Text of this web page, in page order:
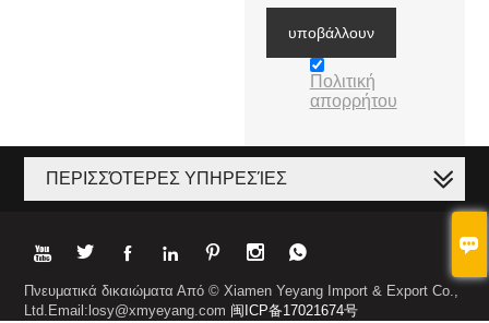

υποβάλλουν
Πολιτική
απορρήτου
ΠΕΡΙΣΣΌΤΕΡΕΣ ΥΠΗΡΕΣΊΕΣ
      
Πνευματικά δικαιώματα Από © Xiamen Yeyang Import & Export Co.,
Ltd.Email:losy@xmyeyang.com 闽ICP备17021674号